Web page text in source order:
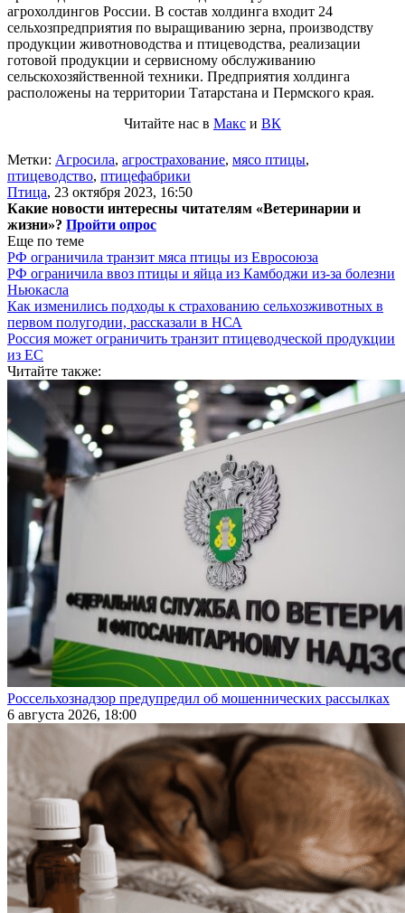
агрохолдингов России. В состав холдинга входит 24
сельхозпредприятия по выращиванию зерна, производству
продукции животноводства и птицеводства, реализации
готовой продукции и сервисному обслуживанию
сельскохозяйственной техники. Предприятия холдинга
расположены на территории Татарстана и Пермского края.
Читайте нас в Макс и ВК
Метки: Агросила, агрострахование, мясо птицы,
птицеводство, птицефабрики
Птица, 23 октября 2023, 16:50
Какие новости интересны читателям «Ветеринарии и
жизни»? Пройти опрос
Еще по теме
РФ ограничила транзит мяса птицы из Евросоюза
РФ ограничила ввоз птицы и яйца из Камбоджи из-за болезни
Ньюкасла
Как изменились подходы к страхованию сельхозживотных в
первом полугодии, рассказали в НСА
Россия может ограничить транзит птицеводческой продукции
из ЕС
Читайте также:
Россельхознадзор предупредил об мошеннических рассылках
6 августа 2026, 18:00